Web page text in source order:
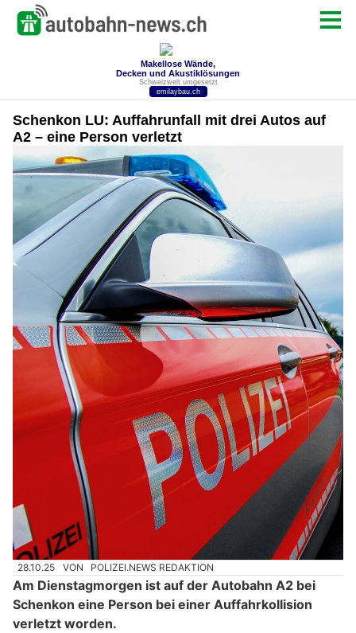
Schenkon LU: Auffahrunfall mit drei Autos auf
A2 – eine Person verletzt
28.10.25 VON POLIZEI.NEWS REDAKTION
Am Dienstagmorgen ist auf der Autobahn A2 bei
Schenkon eine Person bei einer Auffahrkollision
verletzt worden.